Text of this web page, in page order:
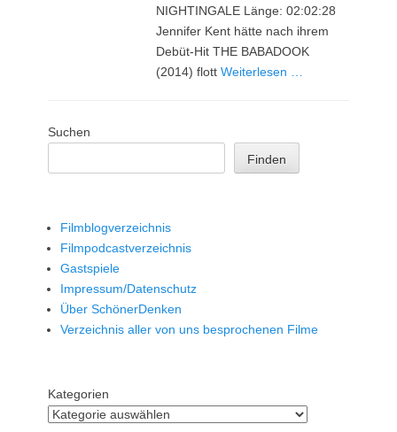
NIGHTINGALE Länge: 02:02:28
Jennifer Kent hätte nach ihrem
Debüt-Hit THE BABADOOK
(2014) flottWeiterlesen …
Suchen
Finden
Filmblogverzeichnis
Filmpodcastverzeichnis
Gastspiele
Impressum/Datenschutz
Über SchönerDenken
Verzeichnis aller von uns besprochenen Filme
Kategorien